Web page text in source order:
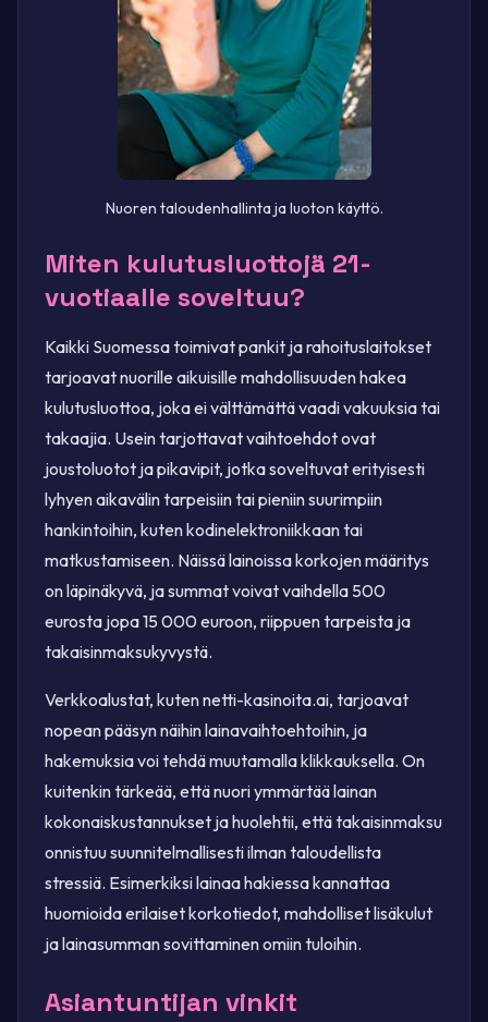
Nuoren taloudenhallinta ja luoton käyttö.
Miten kulutusluottojä 21-
vuotiaalle soveltuu?
Kaikki Suomessa toimivat pankit ja rahoituslaitokset
tarjoavat nuorille aikuisille mahdollisuuden hakea
kulutusluottoa, joka ei välttämättä vaadi vakuuksia tai
takaajia. Usein tarjottavat vaihtoehdot ovat
joustoluotot ja pikavipit, jotka soveltuvat erityisesti
lyhyen aikavälin tarpeisiin tai pieniin suurimpiin
hankintoihin, kuten kodinelektroniikkaan tai
matkustamiseen. Näissä lainoissa korkojen määritys
on läpinäkyvä, ja summat voivat vaihdella 500
eurosta jopa 15 000 euroon, riippuen tarpeista ja
takaisinmaksukyvystä.
Verkkoalustat, kuten netti-kasinoita.ai, tarjoavat
nopean pääsyn näihin lainavaihtoehtoihin, ja
hakemuksia voi tehdä muutamalla klikkauksella. On
kuitenkin tärkeää, että nuori ymmärtää lainan
kokonaiskustannukset ja huolehtii, että takaisinmaksu
onnistuu suunnitelmallisesti ilman taloudellista
stressiä. Esimerkiksi lainaa hakiessa kannattaa
huomioida erilaiset korkotiedot, mahdolliset lisäkulut
ja lainasumman sovittaminen omiin tuloihin.
Asiantuntijan vinkit